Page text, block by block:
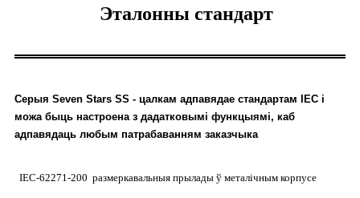
Эталонны стандарт
Серыя Seven Stars SS - цалкам адпавядае стандартам IEC і
можа быць настроена з дадатковымі функцыямі, каб
адпавядаць любым патрабаванням заказчыка
IEC-62271-200 размеркавальныя прылады ў металічным корпусе